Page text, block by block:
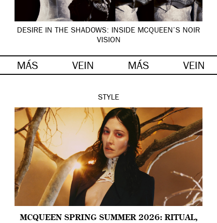
DESIRE IN THE SHADOWS: INSIDE MCQUEEN’S NOIR
VISION
MÁS VEIN MÁS VEIN
STYLE
MCQUEEN SPRING SUMMER 2026: RITUAL,